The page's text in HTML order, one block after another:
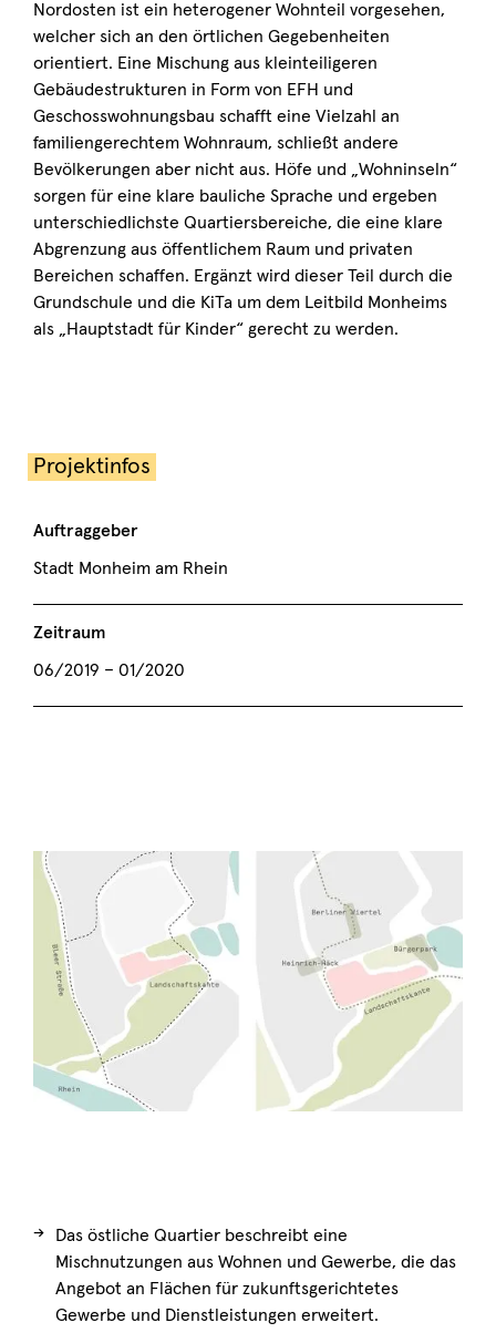
Nordosten ist ein heterogener Wohnteil vorgesehen,
welcher sich an den örtlichen Gegebenheiten
orientiert. Eine Mischung aus kleinteiligeren
Gebäudestrukturen in Form von EFH und
Geschosswohnungsbau schafft eine Vielzahl an
familiengerechtem Wohnraum, schließt andere
Bevölkerungen aber nicht aus. Höfe und „Wohninseln“
sorgen für eine klare bauliche Sprache und ergeben
unterschiedlichste Quartiersbereiche, die eine klare
Abgrenzung aus öffentlichem Raum und privaten
Bereichen schaffen. Ergänzt wird dieser Teil durch die
Grundschule und die KiTa um dem Leitbild Monheims
als „Hauptstadt für Kinder“ gerecht zu werden.
Projektinfos
Auftraggeber
Stadt Monheim am Rhein
Zeitraum
06/2019 – 01/2020
→
Das östliche Quartier beschreibt eine
Mischnutzungen aus Wohnen und Gewerbe, die das
Angebot an Flächen für zukunftsgerichtetes
Gewerbe und Dienstleistungen erweitert.